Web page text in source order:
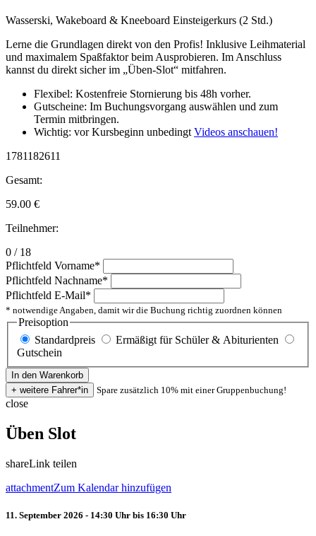
Wasserski, Wakeboard & Kneeboard Einsteigerkurs (2 Std.)
Lerne die Grundlagen direkt von den Profis! Inklusive Leihmaterial
und maximalem Spaßfaktor beim Ausprobieren. Im Anschluss
kannst du direkt sicher im „Üben-Slot“ mitfahren.
Flexibel: Kostenfreie Stornierung bis 48h vorher.
Gutscheine: Im Buchungsvorgang auswählen und zum
Termin mitbringen.
Wichtig: vor Kursbeginn unbedingt Videos anschauen!
1781182611
Gesamt:
59.00 €
Teilnehmer:
0 / 18
Pflichtfeld Vorname*
Pflichtfeld Nachname*
Pflichtfeld E-Mail*
* notwendige Angaben, damit wir die Buchung richtig zuordnen können
Preisoption
Standardpreis
Ermäßigt für Schüler & Abiturienten
Gutschein
Spare zusätzlich 10% mit einer Gruppenbuchung!
close
Üben Slot
shareLink teilen
attachmentZum Kalendar hinzufügen
11. September 2026 - 14:30 Uhr bis 16:30 Uhr